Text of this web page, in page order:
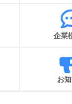
企業
お